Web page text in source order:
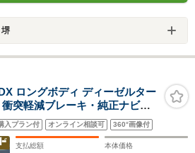
ロングボディ ディーゼルター
突軽減ブレーキ・純正ナビ・
・フルセグ・フォグライト・
り防止・両側スライドドア・
入プラン付 オンライン相談可 360°画像付
支払総額 本体価格